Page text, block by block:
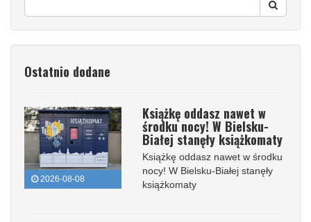
Ostatnio dodane
2026-08-08
Książkę oddasz nawet w
środku nocy! W Bielsku-
Białej stanęły książkomaty
Książkę oddasz nawet w środku
nocy! W Bielsku-Białej stanęły
książkomaty